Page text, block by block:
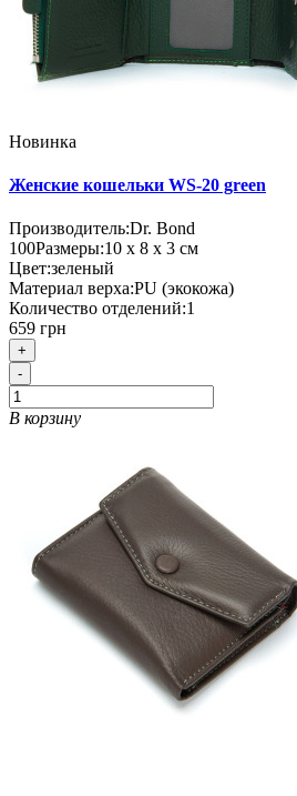
Новинка
Женские кошельки WS-20 green
Производитель:Dr. Bond
100Размеры:10 х 8 х 3 см
Цвет:зеленый
Материал верха:PU (экокожа)
Количество отделений:1
659 грн
+
-
В корзину